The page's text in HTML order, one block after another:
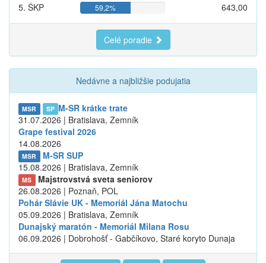
5. ŠKP
59,2% 643,00
Celé poradie
Nedávne a najbližšie podujatia
MSR SP M-SR krátke trate
31.07.2026 | Bratislava, Zemník
Grape festival 2026
14.08.2026
MSR
M-SR SUP
15.08.2026 | Bratislava, Zemník
MS
Majstrovstvá sveta seniorov
26.08.2026 | Poznaň, POL
Pohár Slávie UK - Memoriál Jána Matochu
05.09.2026 | Bratislava, Zemník
Dunajský maratón - Memoriál Milana Rosu
06.09.2026 | Dobrohošť - Gabčíkovo, Staré koryto Dunaja